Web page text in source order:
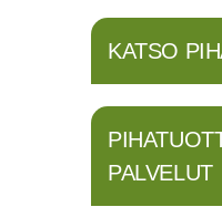
KATSO
PALVELUT